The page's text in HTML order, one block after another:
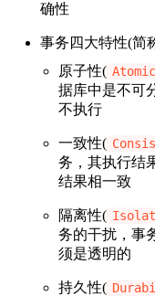
确性
事务四大特性(简
原子性(
据库中是不可
不执行
一致性(
务，其执行结
结果相一致
隔离性(
务的干扰，事
须是透明的
持久性(